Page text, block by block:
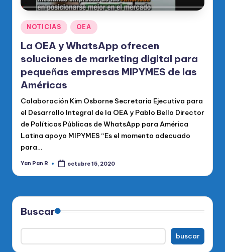
Publicado
en
NOTICIAS OEA
La OEA y WhatsApp ofrecen
soluciones de marketing digital para
pequeñas empresas MIPYMES de las
Américas
Colaboración Kim Osborne Secretaria Ejecutiva para
el Desarrollo Integral de la OEA y Pablo Bello Director
de Políticas Públicas de WhatsApp para América
Latina apoyo MIPYMES “Es el momento adecuado
para…
Publicado
Yan Pan R octubre 15, 2020
Buscar
buscar